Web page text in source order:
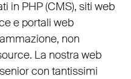
in PHP(CMS), siti web
e portali web
non
La nostra web
con tantissimi